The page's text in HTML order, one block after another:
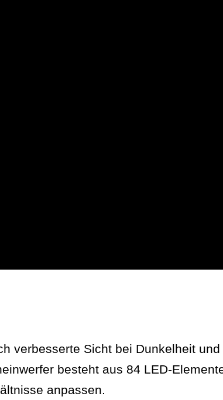
verbesserte Sicht bei Dunkelheit
besteht aus 84 LED-
anpassen.